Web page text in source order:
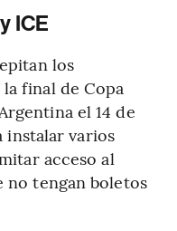
ICE
los
final de Copa
el 14 de
instalar varios
acceso al
no tengan boletos